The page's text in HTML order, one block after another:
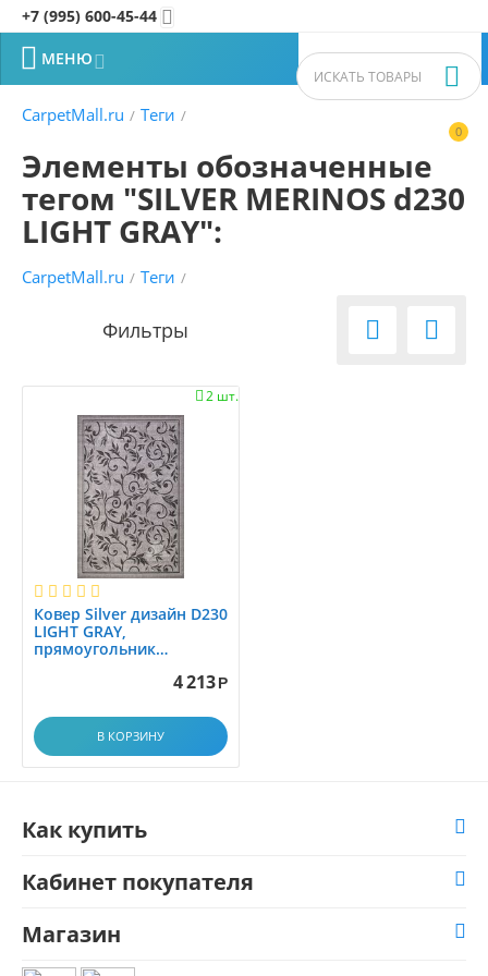
+7 (995) 600-45-44 
0


 МЕНЮ
CarpetMall.ru / Теги /
Элементы обозначенные
тегом "SILVER MERINOS d230
LIGHT GRAY":
CarpetMall.ru / Теги /
 
2 шт.

Ковер Silver дизайн D230
LIGHT GRAY,
прямоугольник
4 213 Р
В КОРЗИНУ
Как купить
Кабинет покупателя
Магазин